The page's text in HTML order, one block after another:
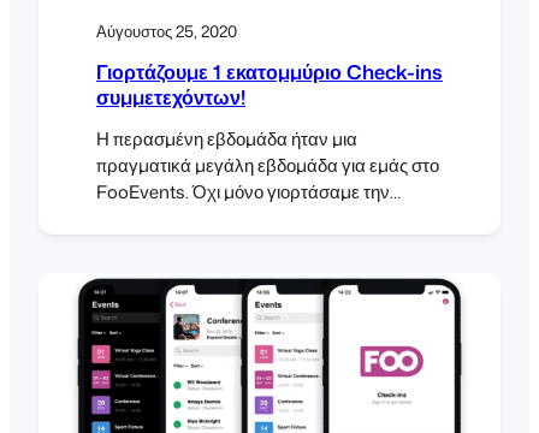
Αύγουστος 25, 2020
Γιορτάζουμε 1 εκατομμύριο Check-ins
συμμετεχόντων!
Η περασμένη εβδομάδα ήταν μια
πραγματικά μεγάλη εβδομάδα για εμάς στο
FooEvents. Όχι μόνο γιορτάσαμε την
ins συμμετεχόντων από τότε που
κυκλοφόρησε για πρώτη φορά πριν από
λίγα χρόνια! Αυτό είναι ένα τεράστιο
ορόσημο και εκ μέρους του